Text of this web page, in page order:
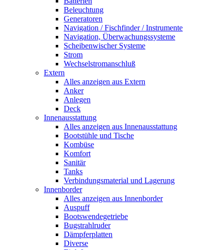
Beleuchtung
Generatoren
Navigation / Fischfinder / Instrumente
Navigation, Überwachungssysteme
Scheibenwischer Systeme
Strom
Wechselstromanschluß
Extern
Alles anzeigen aus Extern
Anker
Anlegen
Deck
Innenausstattung
Alles anzeigen aus Innenausstattung
Bootstühle und Tische
Kombüse
Komfort
Sanitär
Tanks
Verbindungsmaterial und Lagerung
Innenborder
Alles anzeigen aus Innenborder
Auspuff
Bootswendegetriebe
Bugstrahlruder
Dämpferplatten
Diverse